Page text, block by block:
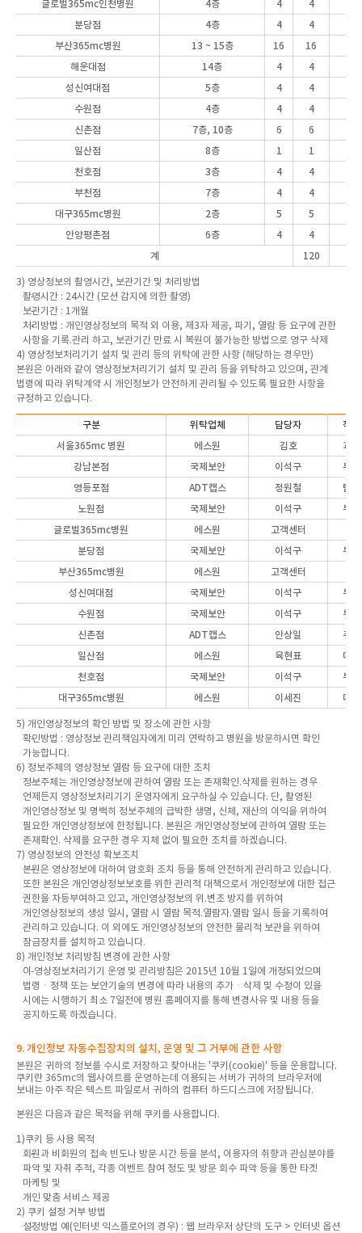
글로벌365mc인천병원 4층 4 4
분당점
4층 4
4
부산365mc병원
13 ~ 15층 16
16
해운대점
14층 4 4
성신여대점
5층 4
4
수원점
4층 4
4
신촌점
7층, 10층 6
6
일산점
8층 1
1
천호점
3층 4
4
부천점
7층 4
4
대구365mc병원
2층 5
5
안양평촌점
6층 4
4
계
120
3) 영상정보의 촬영시간, 보관기간 및 처리방법
촬영시간 : 24시간 (모션 감지에 의한 촬영)
보관기간 : 1개월
처리방법 : 개인영상정보의 목적 외 이용, 제3자 제공, 파기, 열람 등 요구에 관한
사항을 기록.관리 하고, 보관기간 만료 시 복원이 불가능한 방법으로 영구 삭제
4) 영상정보처리기기 설치 및 관리 등의 위탁에 관한 사항 (해당하는 경우만)
본원은 아래와 같이 영상정보처리기기 설치 및 관리 등을 위탁하고 있으며, 관계
법령에 따라 위탁계약 시 개인정보가 안전하게 관리될 수 있도록 필요한 사항을
규정하고 있습니다.
구분 위탁업체 담당자
직위
서울365mc 병원
에스원 김호
과장
강남본점
국제보안 이석구
부장
영등포점
ADT캡스 정원철
팀장
노원점
국제보안 이석구
부장
글로벌365mc병원
에스원
고객센터
분당점
국제보안 이석구
부장
부산365mc병원
에스원
고객센터
성신여대점
국제보안 이석구
부장
수원점
국제보안 이석구
부장
신촌점
ADT캡스 안상일
주임
일산점
에스원 육현표
대표
천호점
국제보안 이석구
부장
대구365mc병원
에스원 이세진 대리
5) 개인영상정보의 확인 방법 및 장소에 관한 사항
확인방법 : 영상정보 관리책임자에게 미리 연락하고 병원을 방문하시면 확인
가능합니다.
6) 정보주체의 영상정보 열람 등 요구에 대한 조치
정보주체는 개인영상정보에 관하여 열람 또는 존재확인.삭제를 원하는 경우
언제든지 영상정보처리기기 운영자에게 요구하실 수 있습니다. 단, 촬영된
개인영상정보 및 명백히 정보주체의 급박한 생명, 신체, 재산의 이익을 위하여
필요한 개인영상정보에 한정됩니다. 본원은 개인영상정보에 관하여 열람 또는
존재확인. 삭제를 요구한 경우 지체 없이 필요한 조치를 하겠습니다.
7) 영상정보의 안전성 확보조치
본원은 영상정보에 대하여 암호화 조치 등을 통해 안전하게 관리하고 있습니다.
또한 본원은 개인영상정보보호를 위한 관리적 대책으로서 개인정보에 대한 접근
권한을 차등부여하고 있고, 개인영상정보의 위.변조 방지를 위하여
개인영상정보의 생성 일시, 열람 시 열람 목적.열람자.열람 일시 등을 기록하여
관리하고 있습니다. 이 외에도 개인영상정보의 안전한 물리적 보관을 위하여
잠금장치를 설치하고 있습니다.
8) 개인정보 처리방침 변경에 관한 사항
이 영상정보처리기기 운영 및 관리방침은 2015년 10월 1일에 개정되었으며
법령ㆍ정책 또는 보안기술의 변경에 따라 내용의 추가ㆍ삭제 및 수정이 있을
시에는 시행하기 최소 7일전에 병원 홈페이지를 통해 변경사유 및 내용 등을
공지하도록 하겠습니다.
9. 개인정보 자동수집장치의 설치, 운영 및 그 거부에 관한 사항
본원은 귀하의 정보를 수시로 저장하고 찾아내는 '쿠키(cookie)' 등을 운용합니다.
쿠키란 365mc의 웹사이트를 운영하는데 이용되는 서버가 귀하의 브라우저에
보내는 아주 작은 텍스트 파일로서 귀하의 컴퓨터 하드디스크에 저장됩니다.
본원은 다음과 같은 목적을 위해 쿠키를 사용합니다.
1)쿠키 등 사용 목적
회원과 비회원의 접속 빈도나 방문 시간 등을 분석, 이용자의 취향과 관심분야를
파악 및 자취 추적, 각종 이벤트 참여 정도 및 방문 회수 파악 등을 통한 타겟
마케팅 및
개인 맞춤 서비스 제공
2) 쿠키 설정 거부 방법
설정방법 예(인터넷 익스플로어의 경우) : 웹 브라우저 상단의 도구 > 인터넷 옵션